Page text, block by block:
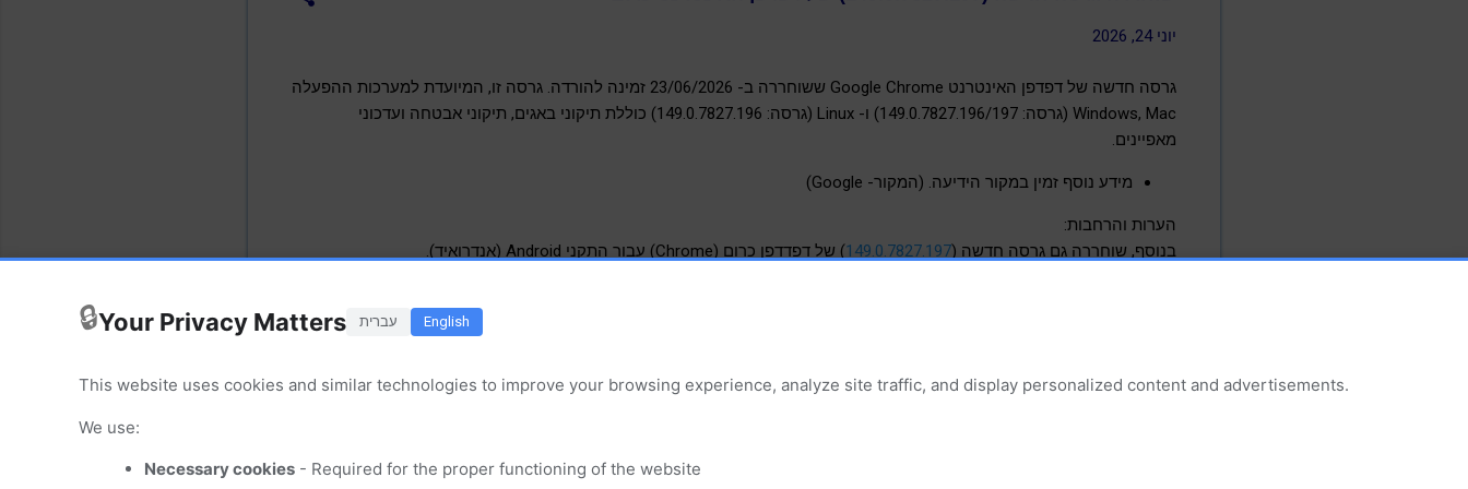
יוני 24, 2026
גרסה חדשה של דפדפן האינטרנט Google Chrome ששוחררה ב- 23/06/2026 זמינה להורדה. גרסה זו, המיועדת למערכות ההפעלה
Windows, Mac (גרסה: 149.0.7827.196/197) ו- Linux (גרסה: 149.0.7827.196) כוללת תיקוני באגים, תיקוני אבטחה ועדכוני
מאפיינים.
מידע נוסף זמין במקור הידיעה. (המקור- Google)
הערות והרחבות:
בנוסף, שוחררה גם גרסה חדשה (149.0.7827.197) של דפדדפן כרום (Chrome) עבור התקני Android (אנדרואיד).
🔒Your Privacy Matters עברית English
This website uses cookies and similar technologies to improve your browsing experience, analyze site traffic, and display personalized content and advertisements.
We use:
Necessary cookies - Required for the proper functioning of the website